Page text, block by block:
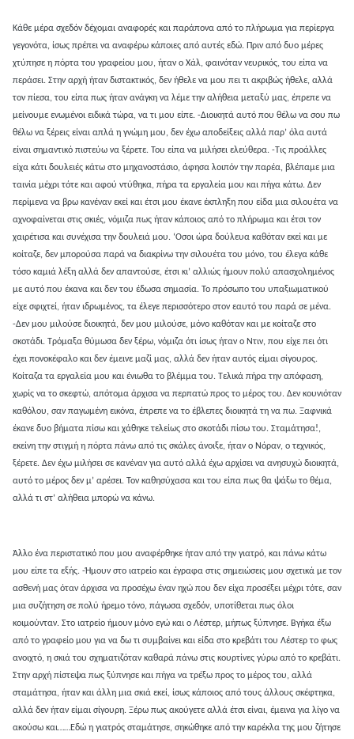
Κάθε μέρα σχεδόν δέχομαι αναφορές και παράπονα από το πλήρωμα για περίεργα
γεγονότα, ίσως πρέπει να αναφέρω κάποιες από αυτές εδώ. Πριν από δυο μέρες
χτύπησε η πόρτα του γραφείου μου, ήταν ο Χάλ, φαινόταν νευρικός, του είπα να
περάσει. Στην αρχή ήταν διστακτικός, δεν ήθελε να μου πει τι ακριβώς ήθελε, αλλά
τον πίεσα, του είπα πως ήταν ανάγκη να λέμε την αλήθεια μεταξύ μας, έπρεπε να
μείνουμε ενωμένοι ειδικά τώρα, να τι μου είπε. -Διοικητά αυτό που θέλω να σου πω
θέλω να ξέρεις είναι απλά η γνώμη μου, δεν έχω αποδείξεις αλλά παρ’ όλα αυτά
είναι σημαντικό πιστεύω να ξέρετε. Του είπα να μιλήσει ελεύθερα. -Τις προάλλες
είχα κάτι δουλειές κάτω στο μηχανοστάσιο, άφησα λοιπόν την παρέα, βλέπαμε μια
ταινία μέχρι τότε και αφού ντύθηκα, πήρα τα εργαλεία μου και πήγα κάτω. Δεν
περίμενα να βρω κανέναν εκεί και έτσι μου έκανε έκπληξη που είδα μια σιλουέτα να
αχνοφαίνεται στις σκιές, νόμιζα πως ήταν κάποιος από το πλήρωμα και έτσι τον
χαιρέτισα και συνέχισα την δουλειά μου. ‘Οσοι ώρα δούλευα καθόταν εκεί και με
κοίταζε, δεν μπορούσα παρά να διακρίνω την σιλουέτα του μόνο, του έλεγα κάθε
τόσο καμιά λέξη αλλά δεν απαντούσε, έτσι κι’ αλλιώς ήμουν πολύ απασχολημένος
με αυτό που έκανα και δεν του έδωσα σημασία. Το πρόσωπο του υπαξιωματικού
είχε σφιχτεί, ήταν ιδρωμένος, τα έλεγε περισσότερο στον εαυτό του παρά σε μένα.
-Δεν μου μιλούσε διοικητά, δεν μου μιλούσε, μόνο καθόταν και με κοίταζε στο
σκοτάδι. Τρόμαξα θύμωσα δεν ξέρω, νόμιζα ότι ίσως ήταν ο Ντιν, που είχε πει ότι
έχει πονοκέφαλο και δεν έμεινε μαζί μας, αλλά δεν ήταν αυτός είμαι σίγουρος.
Κοίταζα τα εργαλεία μου και ένιωθα το βλέμμα του. Τελικά πήρα την απόφαση,
χωρίς να το σκεφτώ, απότομα άρχισα να περπατώ προς το μέρος του. Δεν κουνιόταν
καθόλου, σαν παγωμένη εικόνα, έπρεπε να το έβλεπες διοικητά τη να πω. Ξαφνικά
έκανε δυο βήματα πίσω και χάθηκε τελείως στο σκοτάδι πίσω του. Σταμάτησα!,
εκείνη την στιγμή η πόρτα πάνω από τις σκάλες άνοιξε, ήταν ο Νόραν, ο τεχνικός,
ξέρετε. Δεν έχω μιλήσει σε κανέναν για αυτό αλλά έχω αρχίσει να ανησυχώ διοικητά,
αυτό το μέρος δεν μ’ αρέσει. Τον καθησύχασα και του είπα πως θα ψάξω το θέμα,
αλλά τι στ’ αλήθεια μπορώ να κάνω.
Άλλο ένα περιστατικό που μου αναφέρθηκε ήταν από την γιατρό, και πάνω κάτω
μου είπε τα εξής. -Ήμουν στο ιατρείο και έγραφα στις σημειώσεις μου σχετικά με τον
ασθενή μας όταν άρχισα να προσέχω έναν ηχώ που δεν είχα προσέξει μέχρι τότε, σαν
μια συζήτηση σε πολύ ήρεμο τόνο, πάγωσα σχεδόν, υποτίθεται πως όλοι
κοιμούνταν. Στο ιατρείο ήμουν μόνο εγώ και ο Λέστερ, μήπως ξύπνησε. Βγήκα έξω
από το γραφείο μου για να δω τι συμβαίνει και είδα στο κρεβάτι του Λέστερ το φως
ανοιχτό, η σκιά του σχηματιζόταν καθαρά πάνω στις κουρτίνες γύρω από το κρεβάτι.
Στην αρχή πίστεψα πως ξύπνησε και πήγα να τρέξω προς το μέρος του, αλλά
σταμάτησα, ήταν και άλλη μια σκιά εκεί, ίσως κάποιος από τους άλλους σκέφτηκα,
αλλά δεν ήταν είμαι σίγουρη. Ξέρω πως ακούγετε αλλά έτσι είναι, έμεινα για λίγο να
ακούσω και……Εδώ η γιατρός σταμάτησε, σηκώθηκε από την καρέκλα της μου ζήτησε